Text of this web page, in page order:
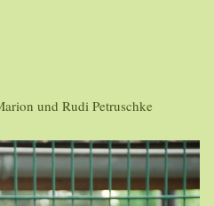
und Rudi Petruschke